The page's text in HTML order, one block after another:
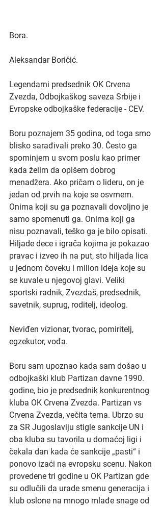
Bora.
Aleksandar Boričić.
Legendarni predsednik OK Crvena
Zvezda, Odbojkaškog saveza Srbije i
Evropske odbojkaške federacije - CEV.
Boru poznajem 35 godina, od toga smo
blisko sarađivali preko 30. Često ga
spominjem u svom poslu kao primer
kada želim da opišem dobrog
menadžera. Ako pričam o lideru, on je
jedan od prvih na koje se osvrnem.
Onima koji su ga poznavali dovoljno je
samo spomenuti ga. Onima koji ga
nisu poznavali, teško ga je bilo opisati.
Hiljade dece i igrača kojima je pokazao
pravac i izveo ih na put, sto hiljada lica
u jednom čoveku i milion ideja koje su
se kuvale u njegovoj glavi. Veliki
sportski radnik, Zvezdaš, predsednik,
savetnik, suprug, roditelj, ideolog.
Neviđen vizionar, tvorac, pomiritelj,
egzekutor, vođa.
Boru sam upoznao kada sam došao u
odbojkaški klub Partizan davne 1990.
godine, bio je predsednik konkurentnog
kluba OK Crvena Zvezda. Partizan vs
Crvena Zvezda, večita tema. Ubrzo su
za SR Jugoslaviju stigle sankcije UN i
oba kluba su tavorila u domaćoj ligi i
čekala dan kada će sankcije „pasti“ i
ponovo izaći na evropsku scenu. Nakon
provedene tri godine u OK Partizan gde
su odlučili da urade smenu generacija i
klub oslone na mnogo mlađe snage od